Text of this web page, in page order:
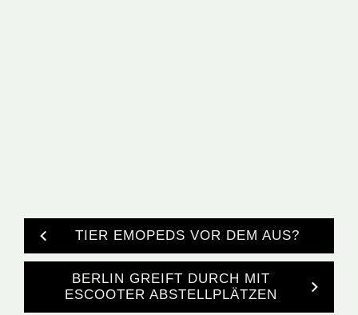
TIER EMOPEDS VOR DEM AUS?
BERLIN GREIFT DURCH MIT
ESCOOTER ABSTELLPLÄTZEN